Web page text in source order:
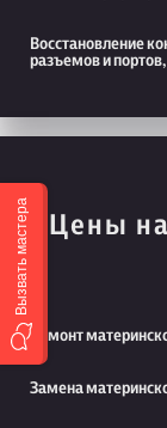
Восстановление
разъемов и портов,
Цены
Ремонт
Замена
Вызвать мастера